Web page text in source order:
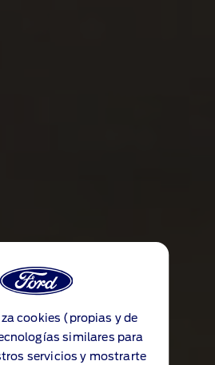
cookies (propias y de
similares para
servicios y mostrarte